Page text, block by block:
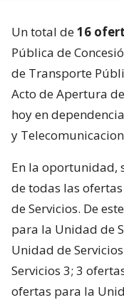
Un total de16
Pública de
de Transporte
Acto de Apertura
hoy en
y
En la oportunidad,
de todas las
de Servicios. De
para la Unidad de
Unidad de
Servicios 3; 3
ofertas para la